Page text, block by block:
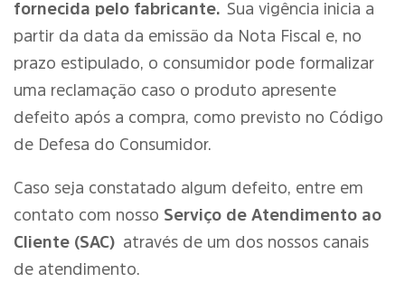
fornecida pelo fabricante. Sua vigência inicia a
partir da data da emissão da Nota Fiscal e, no
prazo estipulado, o consumidor pode formalizar
uma reclamação caso o produto apresente
defeito após a compra, como previsto no Código
de Defesa do Consumidor.
Caso seja constatado algum defeito, entre em
contato com nosso Serviço de Atendimento ao
Cliente (SAC) através de um dos nossos canais
de atendimento.